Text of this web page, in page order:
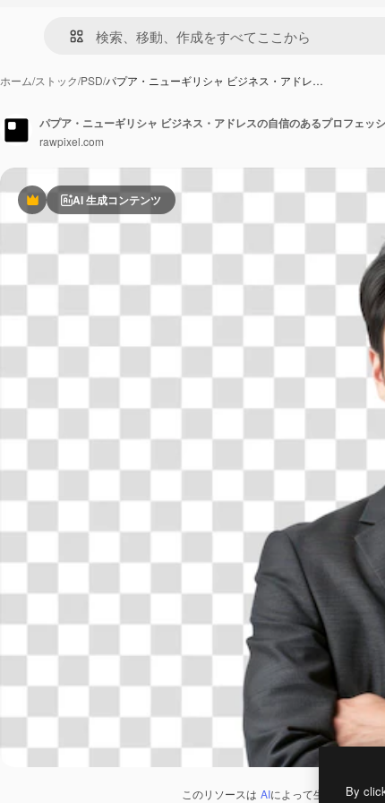
ホーム/ストック/PSD/パプア・ニューギリシャ ビジネス・アドレ…
PremiumAI 生成コンテンツ
このリソースは AIによって生成されたも
パプア・ニューギリシャ ビジネス・アドレスの自信のあるプロフェッ
rawpixel.com
By